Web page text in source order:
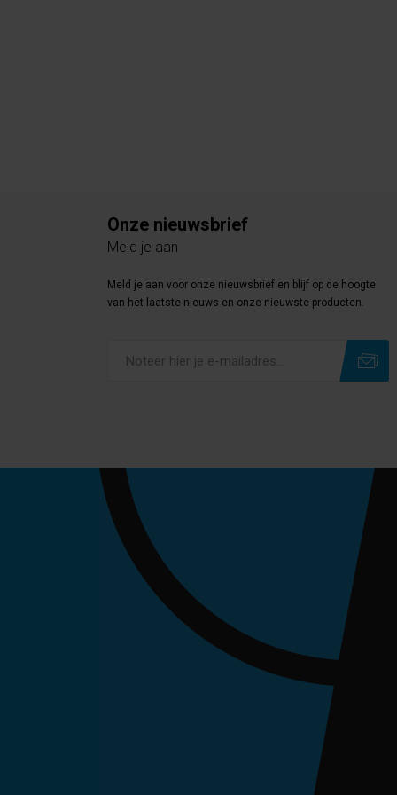
Onze nieuwsbrief
Meld je aan
Meld je aan voor onze nieuwsbrief en blijf op de hoogte
van het laatste nieuws en onze nieuwste producten.